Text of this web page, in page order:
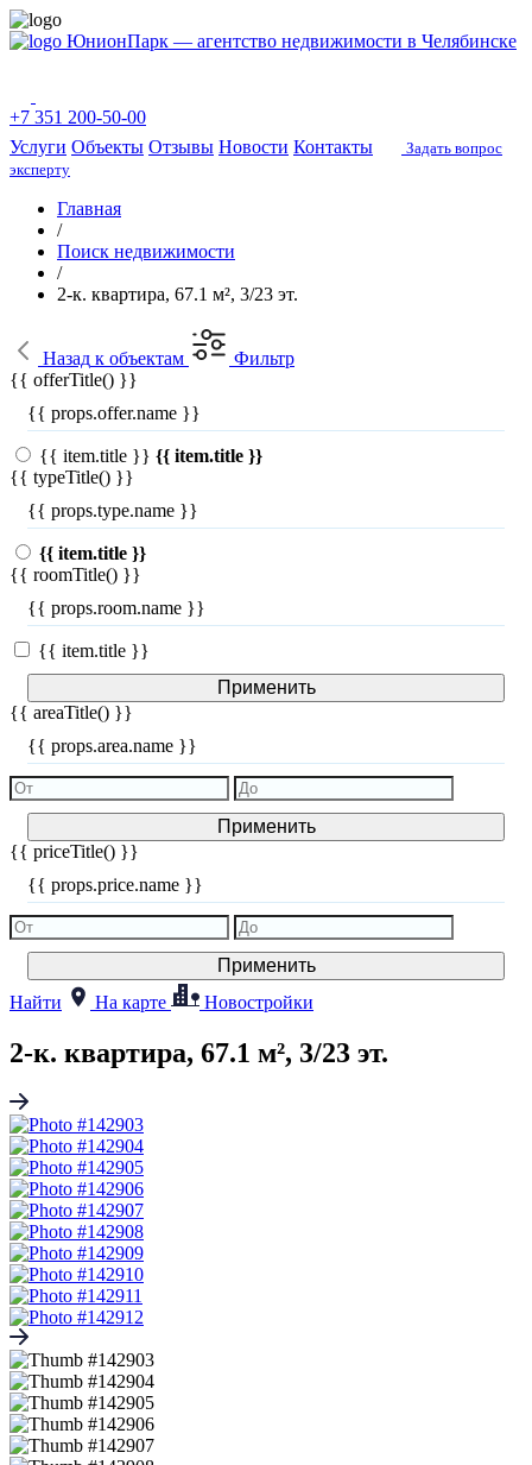
ЮнионПарк — агентство недвижимости в Челябинске
+7 351 200-50-00
Услуги Объекты Отзывы Новости Контакты
Задать вопрос
эксперту
Главная
/
Поиск недвижимости
/
2-к. квартира, 67.1 м², 3/23 эт.
Назад к объектам
Фильтр
{{ offerTitle() }}
{{ props.offer.name }}
{{ item.title }} {{ item.title }}
{{ typeTitle() }}
{{ props.type.name }}
{{ item.title }}
{{ roomTitle() }}
{{ props.room.name }}
{{ item.title }}
Применить
{{ areaTitle() }}
{{ props.area.name }}
Применить
{{ priceTitle() }}
{{ props.price.name }}
Применить
Найти
На карте Новостройки
2-к. квартира, 67.1 м², 3/23 эт.